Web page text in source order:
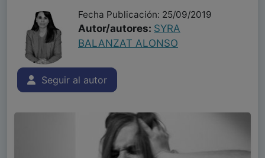
Fecha Publicación: 25/09/2019
Autor/autores: SYRA
BALANZAT ALONSO
Seguir al autor